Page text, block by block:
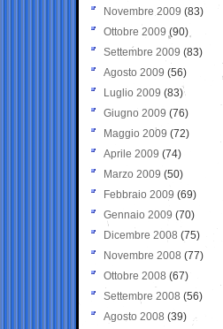
Novembre 2009 (83)
Ottobre 2009 (90)
Settembre 2009 (83)
Agosto 2009 (56)
Luglio 2009 (83)
Giugno 2009 (76)
Maggio 2009 (72)
Aprile 2009 (74)
Marzo 2009 (50)
Febbraio 2009 (69)
Gennaio 2009 (70)
Dicembre 2008 (75)
Novembre 2008 (77)
Ottobre 2008 (67)
Settembre 2008 (56)
Agosto 2008 (39)